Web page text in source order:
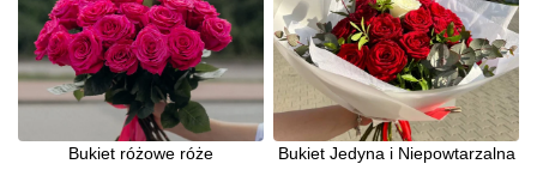
Bukiet różowe róże Bukiet Jedyna i Niepowtarzalna